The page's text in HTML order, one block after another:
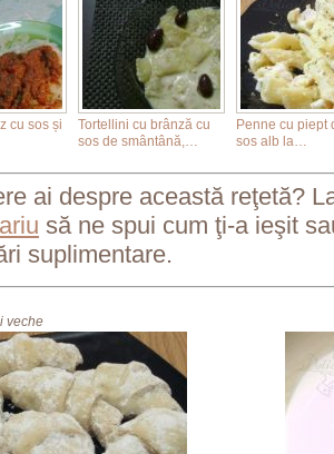
cu sos și
Tortellini cu brânză cu
sos de smântână,…
Penne cu piept
sos alb la…
ai despre această reţetă?
să ne spui cum ţi-a ieşit
suplimentare.
veche